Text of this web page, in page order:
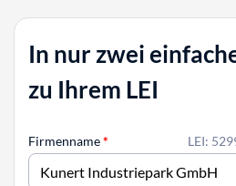
In nur zwei
zu Ihrem LEI
LEI:
Firmenname*